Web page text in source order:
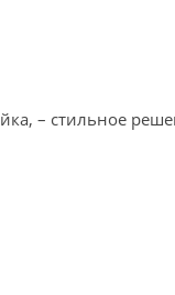
– стильное